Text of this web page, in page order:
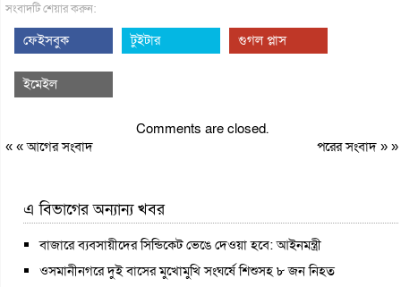
সংবাদটি শেয়ার করুন:
ফেইসবুক টুইটার গুগল প্লাস
ইমেইল
Comments are closed.
« «আগের সংবাদ পরের সংবাদ» »
এ বিভাগের অন্যান্য খবর
বাজারে ব্যবসায়ীদের সিন্ডিকেট ভেঙে দেওয়া হবে: আইনমন্ত্রী
ওসমানীনগরে দুই বাসের মুখোমুখি সংঘর্ষে শিশুসহ ৮ জন নিহত